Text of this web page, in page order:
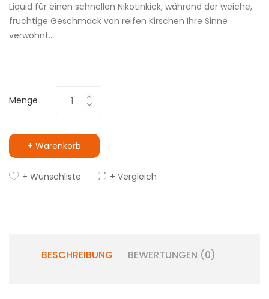
Liquid für einen schnellen Nikotinkick, während der weiche,
fruchtige Geschmack von reifen Kirschen Ihre Sinne
verwöhnt...
Menge
+ Warenkorb
+ Wunschliste + Vergleich
BESCHREIBUNG BEWERTUNGEN (0)